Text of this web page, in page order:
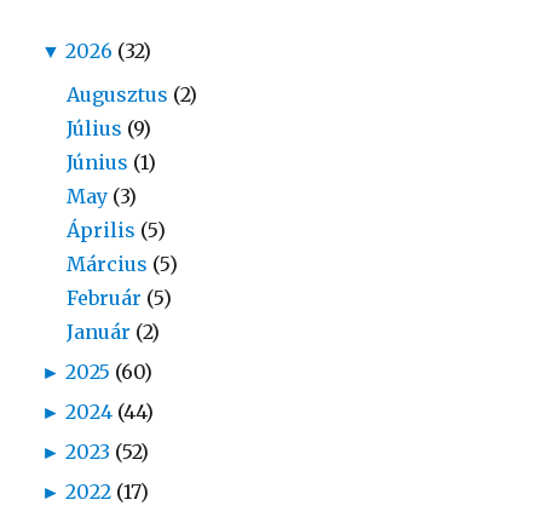
▼ 2026 (32)
Augusztus (2)
Július (9)
Június (1)
May (3)
Április (5)
Március (5)
Február (5)
Január (2)
► 2025 (60)
► 2024 (44)
► 2023 (52)
► 2022 (17)